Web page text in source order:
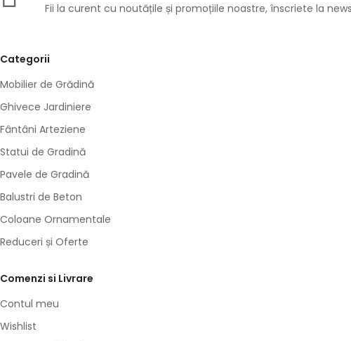
Fii la curent cu noutățile și promoțiile noastre, înscriete la
Categorii
Mobilier de Grădină
Ghivece Jardiniere
Fântâni Arteziene
Statui de Gradină
Pavele de Gradină
Balustri de Beton
Coloane Ornamentale
Reduceri și Oferte
Comenzi si Livrare
Contul meu
Wishlist